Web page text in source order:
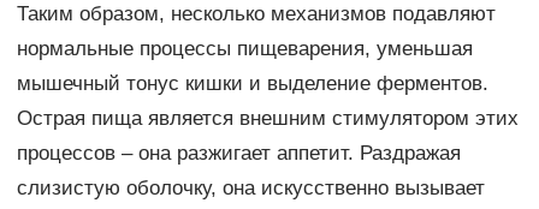
Таким образом, несколько механизмов подавляют
нормальные процессы пищеварения, уменьшая
мышечный тонус кишки и выделение ферментов.
Острая пища является внешним стимулятором этих
процессов – она разжигает аппетит. Раздражая
слизистую оболочку, она искусственно вызывает